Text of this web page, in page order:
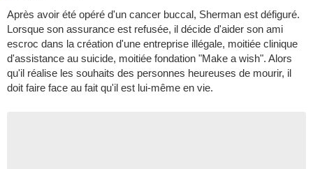
Après avoir été opéré d'un cancer buccal, Sherman est défiguré.
Lorsque son assurance est refusée, il décide d'aider son ami
escroc dans la création d'une entreprise illégale, moitiée clinique
d'assistance au suicide, moitiée fondation "Make a wish". Alors
qu'il réalise les souhaits des personnes heureuses de mourir, il
doit faire face au fait qu'il est lui-même en vie.